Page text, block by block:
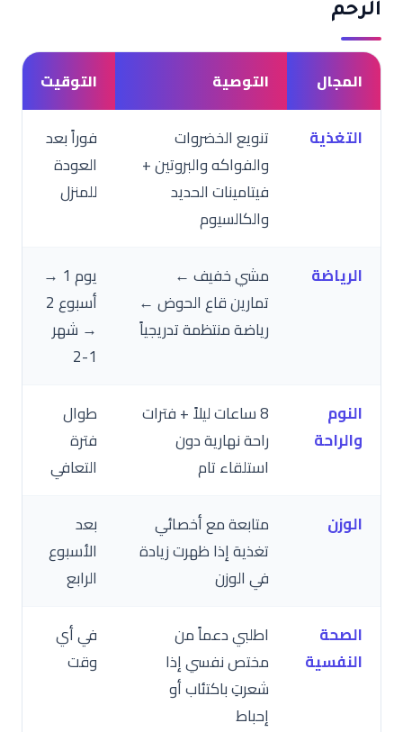
الرحم
المجال التوصية التوقيت
التغذية
تنويع الخضروات
والفواكه والبروتين +
فيتامينات الحديد
والكالسيوم
فوراً بعد
العودة
للمنزل
الرياضة
مشي خفيف ←
تمارين قاع الحوض ←
رياضة منتظمة تدريجياً
يوم 1 →
أسبوع 2
→ شهر
1-2
النوم
والراحة
8 ساعات ليلاً + فترات
راحة نهارية دون
استلقاء تام
طوال
فترة
التعافي
الوزن
متابعة مع أخصائي
تغذية إذا ظهرت زيادة
في الوزن
بعد
الأسبوع
الرابع
الصحة
النفسية
اطلبي دعماً من
مختص نفسي إذا
شعرتِ باكتئاب أو
إحباط
في أي
وقت